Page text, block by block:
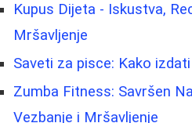
Kupus Dijeta - Iskustva,
Mršavljenje
Saveti za pisce: Kako
Zumba Fitness: Savršen
Vezbanje i Mršavljenje